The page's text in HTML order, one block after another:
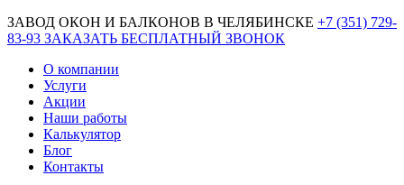
ЗАВОД ОКОН И БАЛКОНОВ В ЧЕЛЯБИНСКЕ +7 (351) 729-
83-93 ЗАКАЗАТЬ БЕСПЛАТНЫЙ ЗВОНОК
О компании
Услуги
Акции
Наши работы
Калькулятор
Блог
Контакты